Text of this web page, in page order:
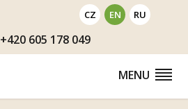
CZ EN RU
+420605 178 049
MENU